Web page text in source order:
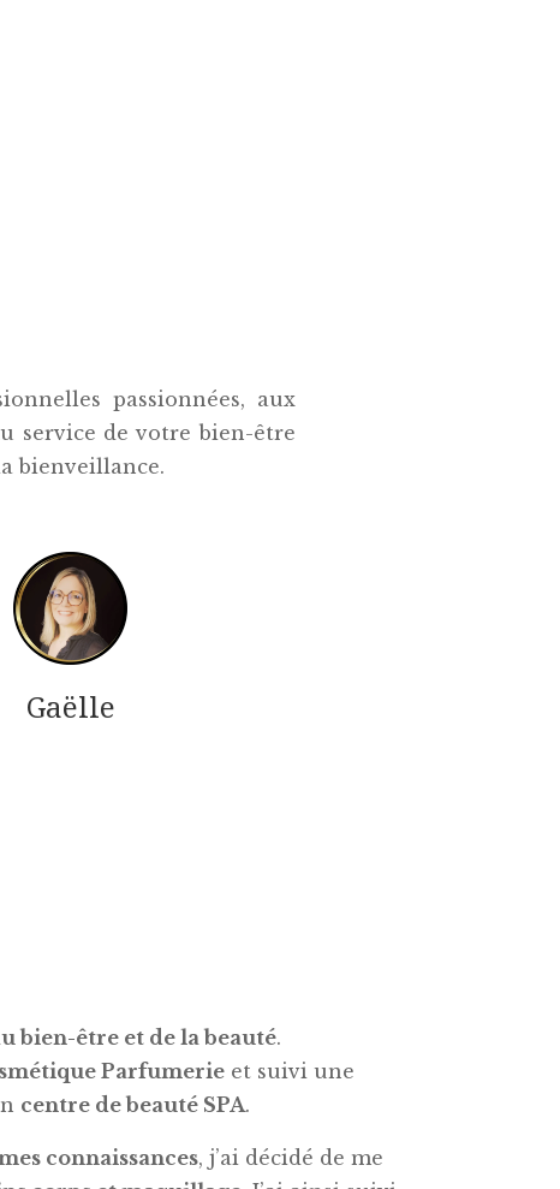
passionnées, aux
service de votre bien-être
bienveillance.
Gaëlle
bien-être et de la beauté.
Parfumerie et suivi une
centre de beauté SPA.
connaissances, j’ai décidé de me